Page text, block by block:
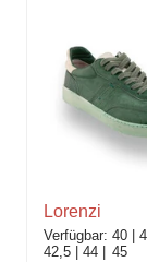
Lorenzi
40
42,5
44 45